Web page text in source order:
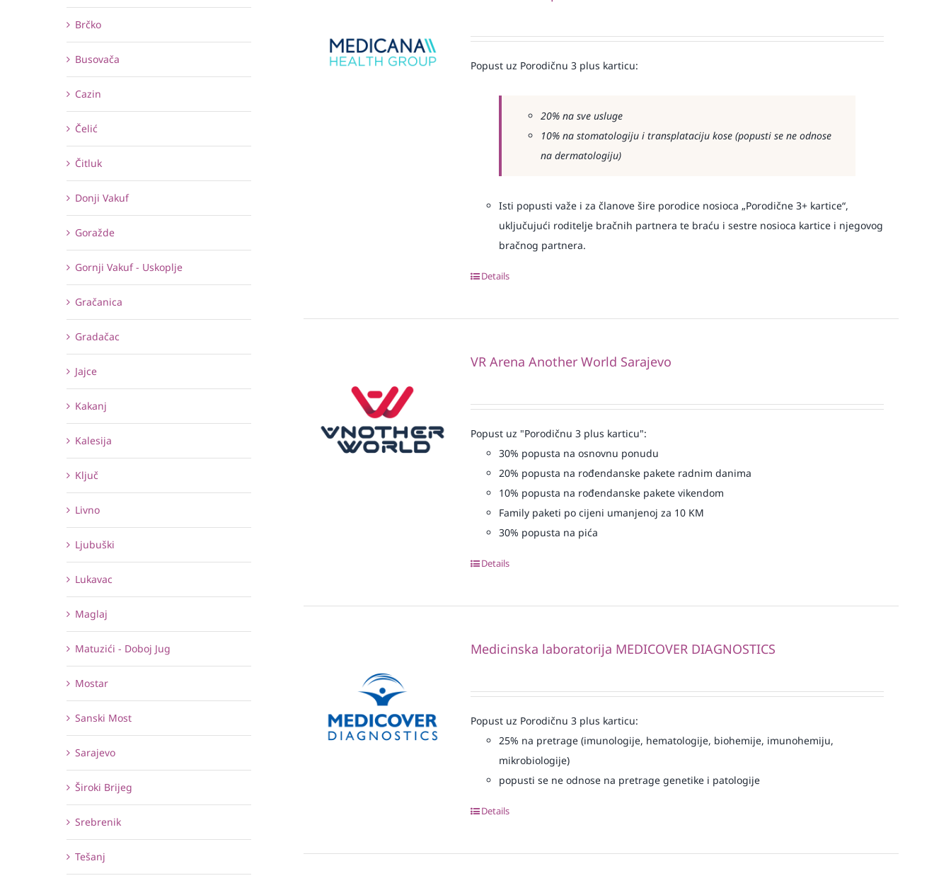
Popust uz Porodičnu 3 plus karticu:
20% na sve usluge
10% na stomatologiju i transplataciju kose (popusti se ne odnose
na dermatologiju)
Isti popusti važe i za članove šire porodice nosioca „Porodične 3+ kartice“,
uključujući roditelje bračnih partnera te braću i sestre nosioca kartice i njegovog
bračnog partnera.
Details
VR Arena Another World Sarajevo
Popust uz "Porodičnu 3 plus karticu":
30% popusta na osnovnu ponudu
20% popusta na rođendanske pakete radnim danima
10% popusta na rođendanske pakete vikendom
Family paketi po cijeni umanjenoj za 10 KM
30% popusta na pića
Details
Medicinska laboratorija MEDICOVER DIAGNOSTICS
Popust uz Porodičnu 3 plus karticu:
25% na pretrage (imunologije, hematologije, biohemije, imunohemiju,
mikrobiologije)
popusti se ne odnose na pretrage genetike i patologije
Details
Brčko
Busovača
Cazin
Čelić
Čitluk
Donji Vakuf
Goražde
Gornji Vakuf - Uskoplje
Gračanica
Gradačac
Jajce
Kakanj
Kalesija
Ključ
Livno
Ljubuški
Lukavac
Maglaj
Matuzići - Doboj Jug
Mostar
Sanski Most
Sarajevo
Široki Brijeg
Srebrenik
Tešanj